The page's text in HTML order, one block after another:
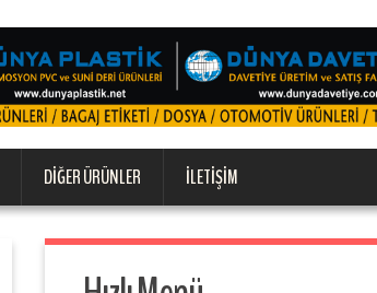
DIĞER ÜRÜNLER İLETIŞIM